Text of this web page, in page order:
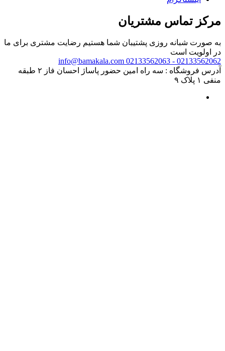
مرکز تماس مشتریان
به صورت شبانه روزی پشتیبان شما هستیم رضایت مشتری برای ما
در اولویت است
02133562062 - 02133562063
info@bamakala.com
آدرس فروشگاه : سه راه امین حضور پاساژ احسان فاز ۲ طبقه
منفی ۱ پلاک ۹